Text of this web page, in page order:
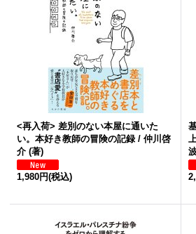
<再入荷> 差別のない本屋に通いた
い。本好き教師の冒険の記録 / 仲川啓
介 (著)
1,980円(税込)